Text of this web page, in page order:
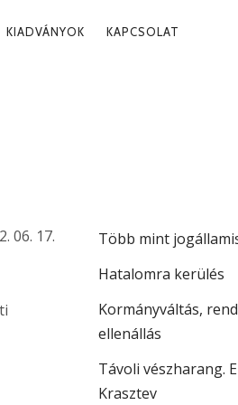
KIADVÁNYOK KAPCSOLAT
06. 17.
Több mint
Hatalomra kerülés
Kormányváltás,
ellenállás
Távoli vészharang.
Krasztev